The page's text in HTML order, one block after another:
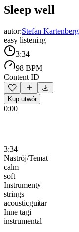
Sleep well
autor:Stefan Kartenberg
easy listening
3:34
98 BPM
Content ID
Kup utwór
0:00
3:34
Nastrój/Temat
calm
soft
Instrumenty
strings
acousticguitar
Inne tagi
instrumental